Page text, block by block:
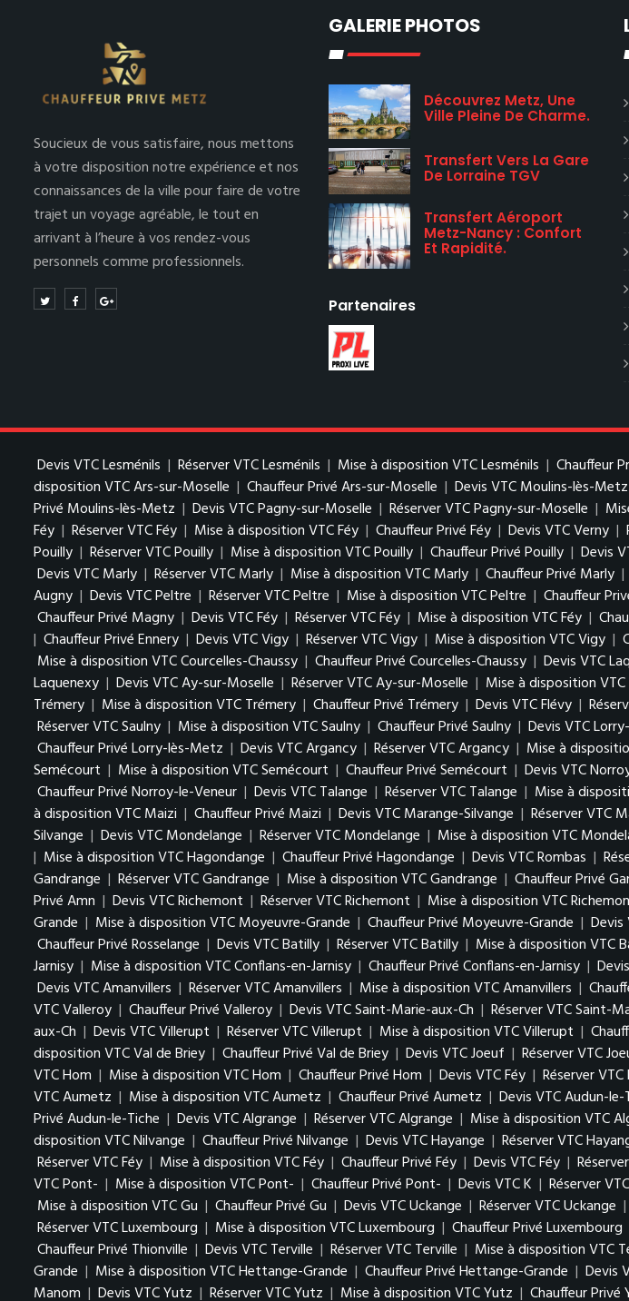
Soucieux de vous satisfaire, nous mettons
à votre disposition notre expérience et nos
connaissances de la ville pour faire de votre
trajet un voyage agréable, le tout en
arrivant à l’heure à vos rendez-vous
personnels comme professionnels.
GALERIE PHOTOS
Découvrez Metz, Une
Ville Pleine De Charme.
Transfert Vers La Gare
De Lorraine TGV
Transfert Aéroport
Metz-Nancy : Confort
Et Rapidité.
Partenaires
Devis VTC Lesménils | Réserver VTC Lesménils | Mise à disposition VTC Lesménils | Chauffeur
disposition VTC Ars-sur-Moselle | Chauffeur Privé Ars-sur-Moselle | Devis VTC Moulins-lès-Metz
Privé Moulins-lès-Metz | Devis VTC Pagny-sur-Moselle | Réserver VTC Pagny-sur-Moselle |
Féy | Réserver VTC Féy | Mise à disposition VTC Féy | Chauffeur Privé Féy | Devis VTC Verny |
Pouilly | Réserver VTC Pouilly | Mise à disposition VTC Pouilly | Chauffeur Privé Pouilly | Devis
Devis VTC Marly | Réserver VTC Marly | Mise à disposition VTC Marly | Chauffeur Privé Marly |
Augny | Devis VTC Peltre | Réserver VTC Peltre | Mise à disposition VTC Peltre | Chauffeur
Chauffeur Privé Magny | Devis VTC Féy | Réserver VTC Féy | Mise à disposition VTC Féy |
| Chauffeur Privé Ennery | Devis VTC Vigy | Réserver VTC Vigy | Mise à disposition VTC Vigy |
Mise à disposition VTC Courcelles-Chaussy | Chauffeur Privé Courcelles-Chaussy | Devis VTC
Laquenexy | Devis VTC Ay-sur-Moselle | Réserver VTC Ay-sur-Moselle | Mise à disposition
Trémery | Mise à disposition VTC Trémery | Chauffeur Privé Trémery | Devis VTC Flévy |
Réserver VTC Saulny | Mise à disposition VTC Saulny | Chauffeur Privé Saulny | Devis VTC
Chauffeur Privé Lorry-lès-Metz | Devis VTC Argancy | Réserver VTC Argancy | Mise à
Semécourt | Mise à disposition VTC Semécourt | Chauffeur Privé Semécourt | Devis VTC
Chauffeur Privé Norroy-le-Veneur | Devis VTC Talange | Réserver VTC Talange | Mise à
à disposition VTC Maizi | Chauffeur Privé Maizi | Devis VTC Marange-Silvange | Réserver VTC
Silvange | Devis VTC Mondelange | Réserver VTC Mondelange | Mise à disposition VTC
| Mise à disposition VTC Hagondange | Chauffeur Privé Hagondange | Devis VTC Rombas |
Gandrange | Réserver VTC Gandrange | Mise à disposition VTC Gandrange | Chauffeur Privé
Privé Amn | Devis VTC Richemont | Réserver VTC Richemont | Mise à disposition VTC
Grande | Mise à disposition VTC Moyeuvre-Grande | Chauffeur Privé Moyeuvre-Grande | Devis
Chauffeur Privé Rosselange | Devis VTC Batilly | Réserver VTC Batilly | Mise à disposition VTC
Jarnisy | Mise à disposition VTC Conflans-en-Jarnisy | Chauffeur Privé Conflans-en-Jarnisy |
Devis VTC Amanvillers | Réserver VTC Amanvillers | Mise à disposition VTC Amanvillers |
VTC Valleroy | Chauffeur Privé Valleroy | Devis VTC Saint-Marie-aux-Ch | Réserver VTC Saint-
aux-Ch | Devis VTC Villerupt | Réserver VTC Villerupt | Mise à disposition VTC Villerupt |
disposition VTC Val de Briey | Chauffeur Privé Val de Briey | Devis VTC Joeuf | Réserver VTC
VTC Hom | Mise à disposition VTC Hom | Chauffeur Privé Hom | Devis VTC Féy | Réserver VTC
VTC Aumetz | Mise à disposition VTC Aumetz | Chauffeur Privé Aumetz | Devis VTC Audun-le-
Privé Audun-le-Tiche | Devis VTC Algrange | Réserver VTC Algrange | Mise à disposition VTC
disposition VTC Nilvange | Chauffeur Privé Nilvange | Devis VTC Hayange | Réserver VTC
Réserver VTC Féy | Mise à disposition VTC Féy | Chauffeur Privé Féy | Devis VTC Féy |
VTC Pont- | Mise à disposition VTC Pont- | Chauffeur Privé Pont- | Devis VTC K | Réserver
Mise à disposition VTC Gu | Chauffeur Privé Gu | Devis VTC Uckange | Réserver VTC Uckange |
Réserver VTC Luxembourg | Mise à disposition VTC Luxembourg | Chauffeur Privé Luxembourg
Chauffeur Privé Thionville | Devis VTC Terville | Réserver VTC Terville | Mise à disposition VTC
Grande | Mise à disposition VTC Hettange-Grande | Chauffeur Privé Hettange-Grande | Devis
Manom | Devis VTC Yutz | Réserver VTC Yutz | Mise à disposition VTC Yutz | Chauffeur Privé